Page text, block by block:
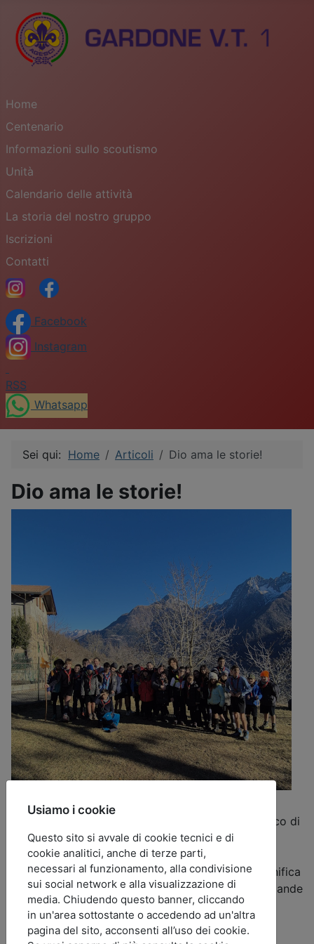
Home
Centenario
Informazioni sullo scoutismo
Unità
Calendario delle attività
La storia del nostro gruppo
Iscrizioni
Contatti
Facebook
Instagram
RSS
Whatsapp
Sei qui: Home Articoli Dio ama le storie!
Dio ama le storie!
“Dio ama le storie!”: è così che le vacanze di Branco di
quest’anno sono iniziate.
Dal 27 al 30 dicembre siamo stati a Malonno e
abbiamo sperimentato sulla nostra pelle cosa significa
essere parte di una storia fatta di mani, voci, domande
e volti.
Tra la costruzione di nuovi giochi per la tana e le
promesse dei cuccioli, abbiamo scoperto che
Usiamo i cookie
Questo sito si avvale di cookie tecnici e di
cookie analitici, anche di terze parti,
necessari al funzionamento, alla condivisione
sui social network e alla visualizzazione di
media. Chiudendo questo banner, cliccando
in un'area sottostante o accedendo ad un'altra
pagina del sito, acconsenti all’uso dei cookie.